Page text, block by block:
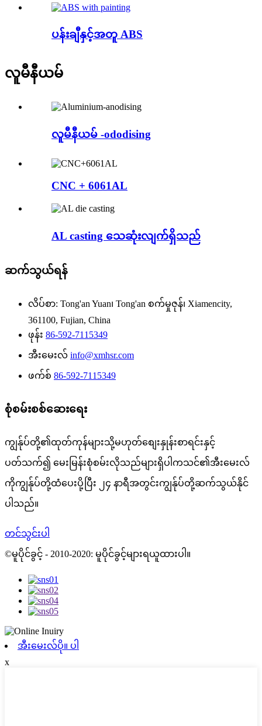
ပန်းချီနှင့်အတူ ABS
လူမီနီယမ်
လူမီနီယမ် -ododising
CNC + 6061AL
AL casting သေဆုံးလျက်ရှိသည်
ဆက်သွယ်ရန်
လိပ်စာ: Tong'an Yuan၊ Tong'an စက်မှုဇုန်၊ Xiamencity,
361100, Fujian, China
ဖုန်း 86-592-7115349
အီးမေးလ် info@xmhsr.com
ဖက်စ် 86-592-7115349
စုံစမ်းစစ်ဆေးရေး
ကျွန်ုပ်တို့၏ထုတ်ကုန်များသို့မဟုတ်စျေးနှုန်းစာရင်းနှင့်
ပတ်သက်၍ မေးမြန်းစုံစမ်းလိုသည်များရှိပါကသင်၏အီးမေးလ်
ကိုကျွန်ုပ်တို့ထံပေးပို့ပြီး ၂၄ နာရီအတွင်းကျွန်ုပ်တို့ဆက်သွယ်နိုင်
ပါသည်။
တင်သွင်းပါ
©မူပိုင်ခွင့် - 2010-2020: မူပိုင်ခွင့်များရယူထားပါ။
အီးမေးလ်ပို။ ပါ
x